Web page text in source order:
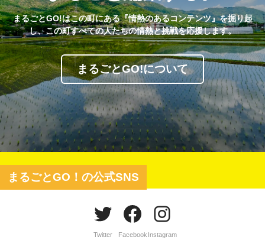
まるごとGO!はこの町にある『情熱のあるコンテンツ』を掘り起
し、この町すべての人たちの情熱と挑戦を応援します。
まるごとGO!について
まるごとGO！の公式SNS